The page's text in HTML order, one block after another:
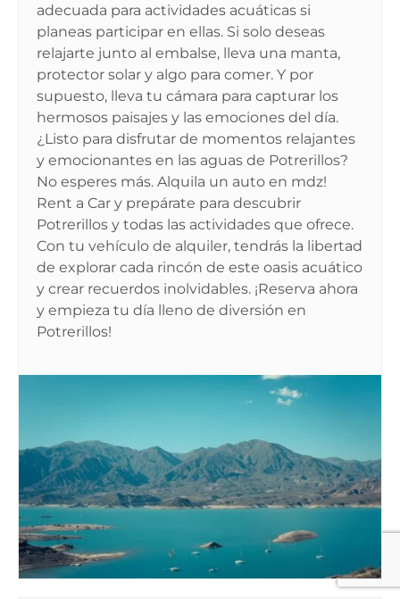
adecuada para actividades acuáticas si
planeas participar en ellas. Si solo deseas
relajarte junto al embalse, lleva una manta,
protector solar y algo para comer. Y por
supuesto, lleva tu cámara para capturar los
hermosos paisajes y las emociones del día.
¿Listo para disfrutar de momentos relajantes
y emocionantes en las aguas de Potrerillos?
No esperes más. Alquila un auto en mdz!
Rent a Car y prepárate para descubrir
Potrerillos y todas las actividades que ofrece.
Con tu vehículo de alquiler, tendrás la libertad
de explorar cada rincón de este oasis acuático
y crear recuerdos inolvidables. ¡Reserva ahora
y empieza tu día lleno de diversión en
Potrerillos!